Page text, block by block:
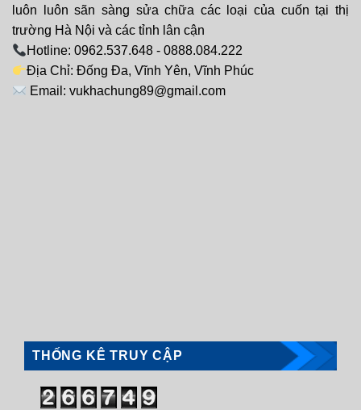
luôn luôn sãn sàng sửa chữa các loại của cuốn tại thị
trường Hà Nội và các tỉnh lân cận
Hotline: 0962.537.648 - 0888.084.222
Địa Chỉ: Đống Đa, Vĩnh Yên, Vĩnh Phúc
Email: vukhachung89@gmail.com
THỐNG KÊ TRUY CẬP